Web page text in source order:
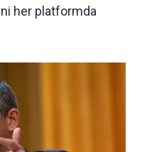
her platformda